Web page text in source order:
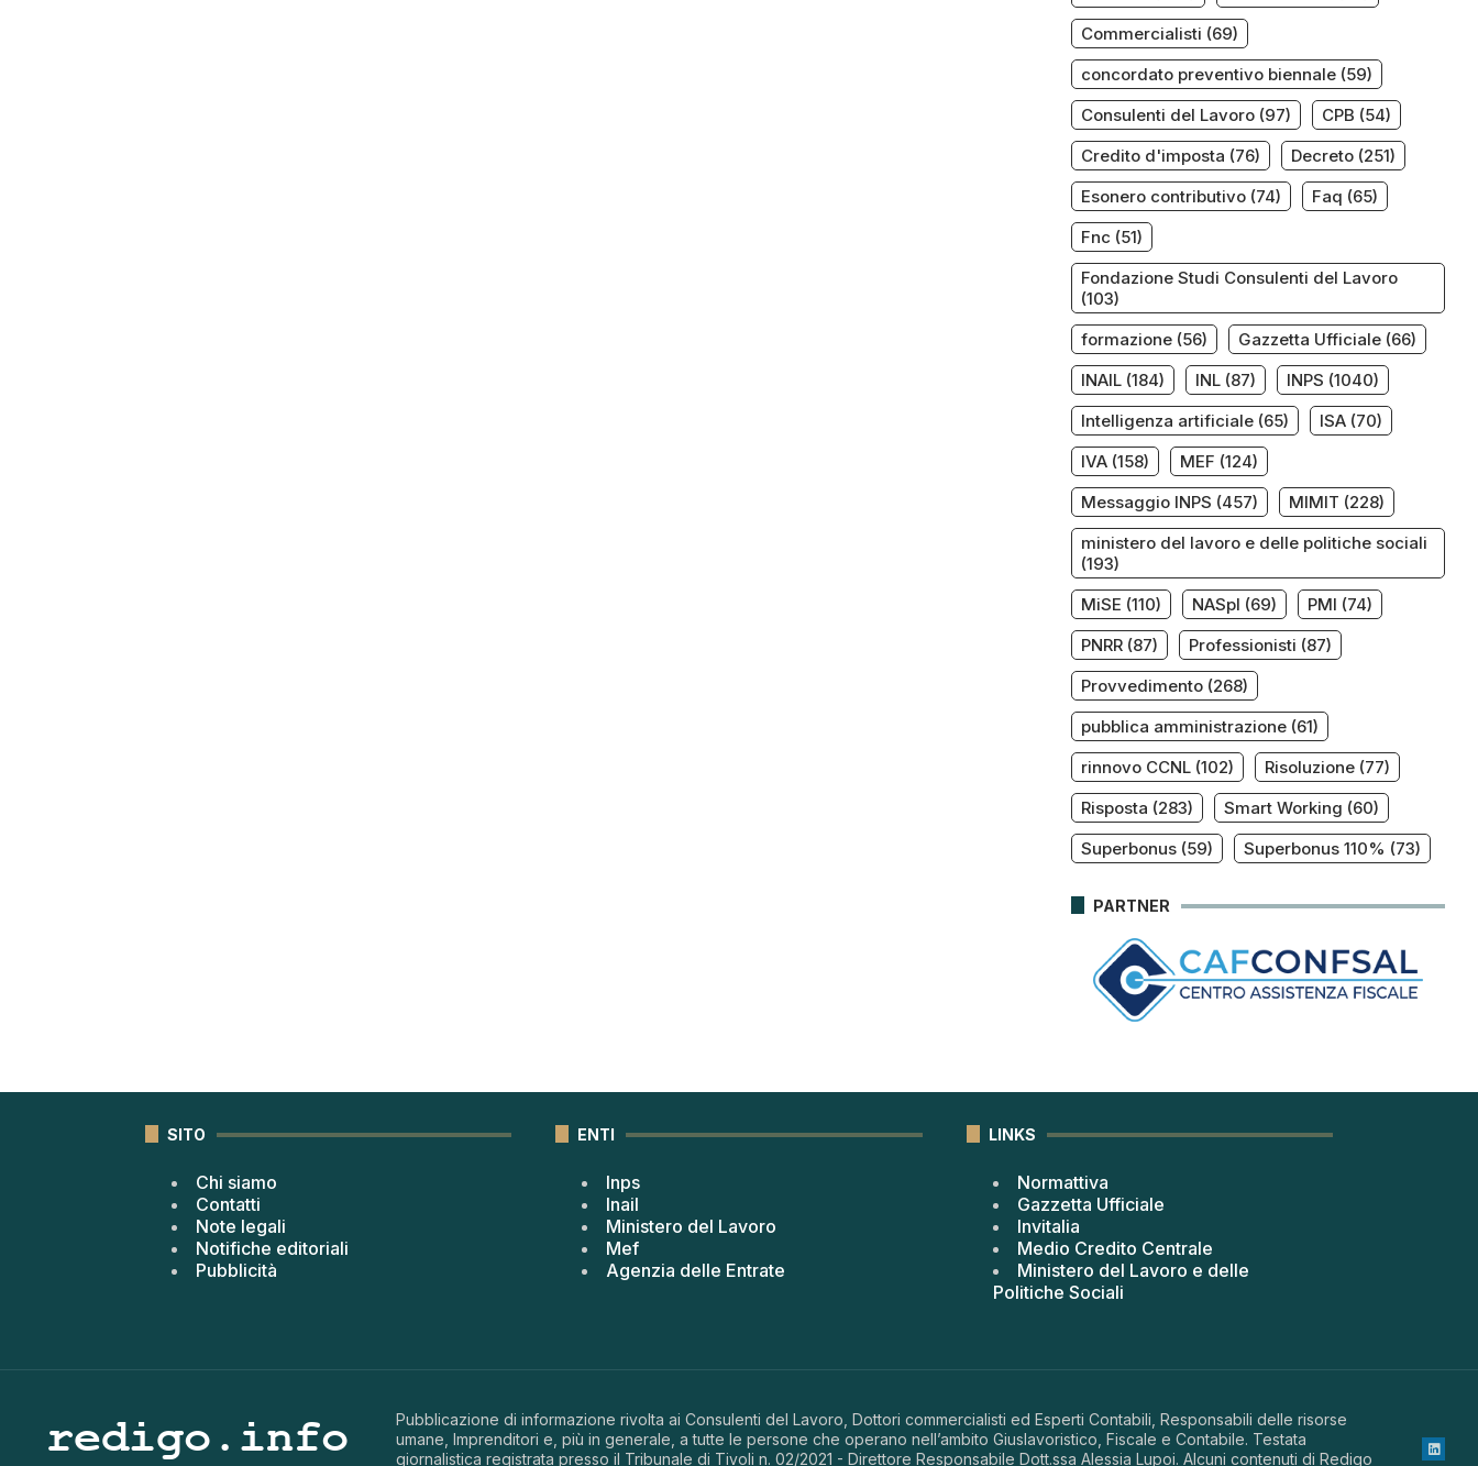
Commercialisti (69)
concordato preventivo biennale(59)
Consulenti del Lavoro(97) CPB (54)
Credito d'imposta (76) Decreto(251)
Esonero contributivo(74) Faq (65)
Fnc (51)
Fondazione Studi Consulenti del Lavoro
(103)
formazione(56) Gazzetta Ufficiale(66)
INAIL(184) INL(87) INPS (1040)
Intelligenza artificiale(65) ISA(70)
IVA(158) MEF (124)
Messaggio INPS (457) MIMIT (228)
ministero del lavoro e delle politiche sociali
(193)
MiSE (110) NASpI (69) PMI (74)
PNRR(87) Professionisti (87)
Provvedimento(268)
pubblica amministrazione(61)
rinnovo CCNL(102) Risoluzione(77)
Risposta (283) Smart Working (60)
Superbonus(59) Superbonus 110% (73)
PARTNER
SITO
Chi siamo
Contatti
Note legali
Notifiche editoriali
Pubblicità
ENTI
Inps
Inail
Ministero del Lavoro
Mef
Agenzia delle Entrate
LINKS
Normattiva
Gazzetta Ufficiale
Invitalia
Medio Credito Centrale
Ministero del Lavoro e delle
Politiche Sociali
Pubblicazione di informazione rivolta ai Consulenti del Lavoro, Dottori commercialisti ed Esperti Contabili, Responsabili delle risorse
umane, Imprenditori e, più in generale, a tutte le persone che operano nell’ambito Giuslavoristico, Fiscale e Contabile. Testata
giornalistica registrata presso il Tribunale di Tivoli n. 02/2021 - Direttore Responsabile Dott.ssa Alessia Lupoi. Alcuni contenuti di Redigo